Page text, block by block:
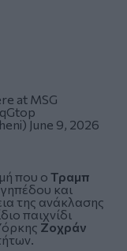
at MSG
June 9, 2026
που ο Τραμπ
και
της ανάκλασης
παιχνίδι
Ζοχράν